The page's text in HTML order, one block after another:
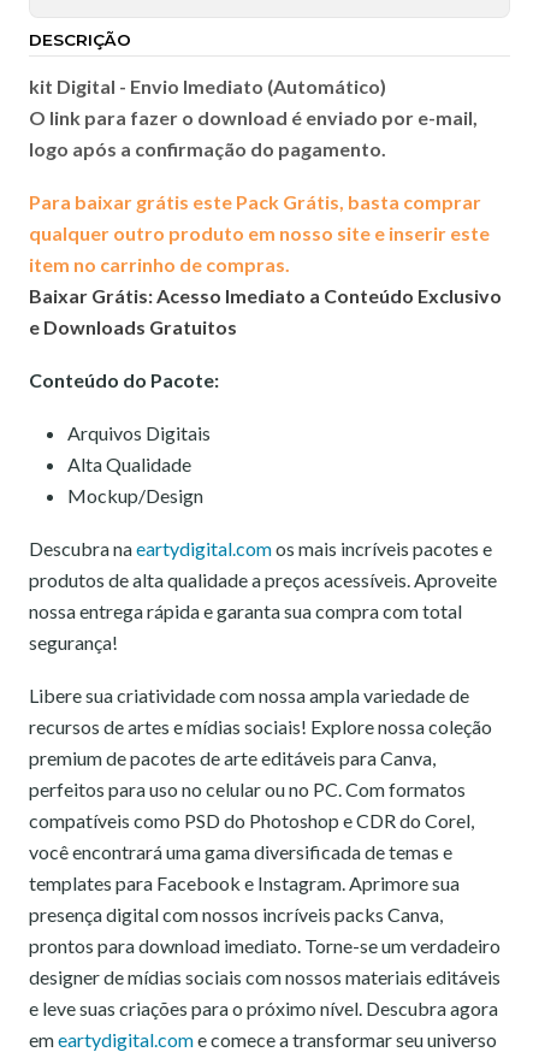
DESCRIÇÃO
kit Digital - Envio Imediato (Automático)
O link para fazer o download é enviado por e-mail,
logo após a confirmação do pagamento.
Para baixar grátis este Pack Grátis, basta comprar
qualquer outro produto em nosso site e inserir este
item no carrinho de compras.
Baixar Grátis: Acesso Imediato a Conteúdo Exclusivo
e Downloads Gratuitos
Conteúdo do Pacote:
Arquivos Digitais
Alta Qualidade
Mockup/Design
Descubra naeartydigital.comos mais incríveis pacotes e
produtos de alta qualidade a preços acessíveis. Aproveite
nossa entrega rápida e garanta sua compra com total
segurança!
Libere sua criatividade com nossa ampla variedade de
recursos de artes e mídias sociais! Explore nossa coleção
premium de pacotes de arte editáveis para Canva,
perfeitos para uso no celular ou no PC. Com formatos
compatíveis como PSD do Photoshop e CDR do Corel,
você encontrará uma gama diversificada de temas e
templates para Facebook e Instagram. Aprimore sua
presença digital com nossos incríveis packs Canva,
prontos para download imediato. Torne-se um verdadeiro
designer de mídias sociais com nossos materiais editáveis
e leve suas criações para o próximo nível. Descubra agora
emeartydigital.come comece a transformar seu universo